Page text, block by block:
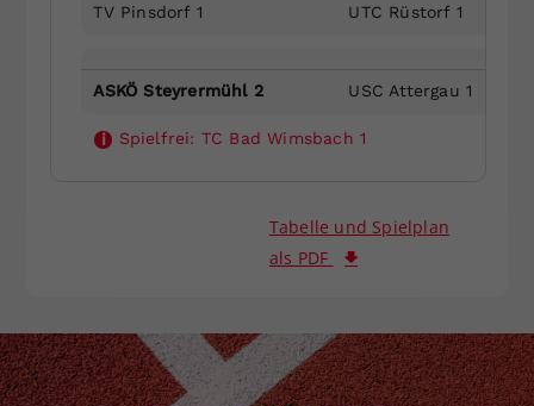
TV Pinsdorf 1 UTC Rüstorf 1
ASKÖ Steyrermühl 2 USC Attergau 1
i Spielfrei: TC Bad Wimsbach 1
Tabelle und Spielplan
als PDF